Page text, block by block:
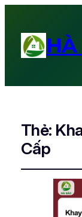
Thẻ:
Cấp